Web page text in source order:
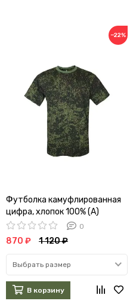
−22%
Футболка камуфлированная
цифра, хлопок 100% (А)
0
870 ₽ 1 120 ₽
Выбрать размер
В корзину